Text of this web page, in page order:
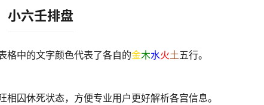
小六壬排盘
格中的文字颜色代表了各自的金木水火土五行。
囚休死状态，方便专业用户更好解析各宫信息。